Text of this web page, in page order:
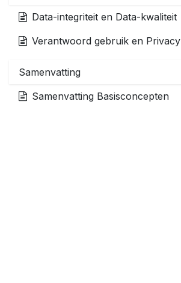
Data-integriteit en Data-kwaliteit
Verantwoord gebruik en Privacy
Samenvatting
Samenvatting Basisconcepten